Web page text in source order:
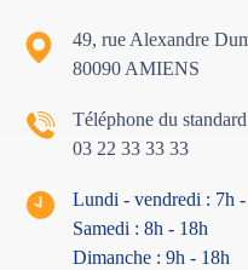
49, rue Alexandre
80090 AMIENS
Téléphone du standard
03 22 33 33 33
Lundi - vendredi : 7h -
Samedi : 8h - 18h
Dimanche : 9h - 18h